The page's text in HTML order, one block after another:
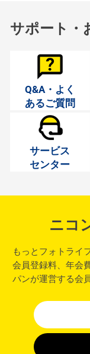
サポート・
Q&A・よく
あるご質問
サービス
センター
ニコ
もっとフォトライ
会員登録料、年会
パンが運営する会